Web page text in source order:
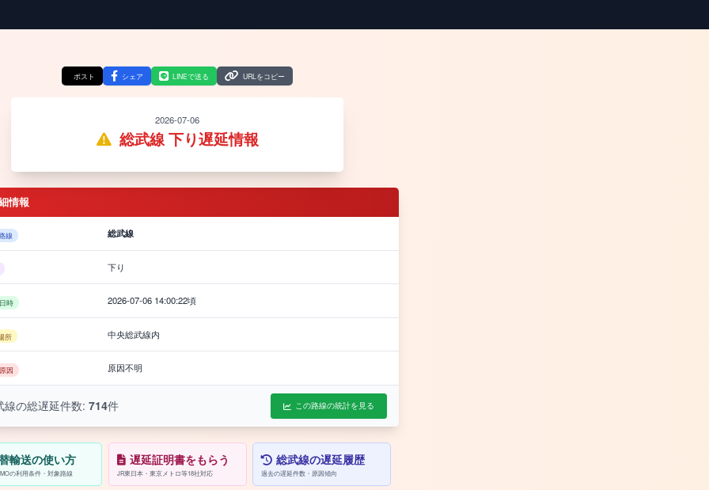
ポスト シェア LINEで送る URLをコピー
2026-07-06
総武線 下り遅延情報
情報
線 総武線
下り
時 2026-07-06 14:00:22頃
所 中央総武線内
因 原因不明
線の総遅延件数: 714件 この路線の統計を見る
輸送の使い方
の利用条件・対象路線
遅延証明書をもらう
JR東日本・東京メトロ等18社対応
総武線の遅延履歴
過去の遅延件数・原因傾向